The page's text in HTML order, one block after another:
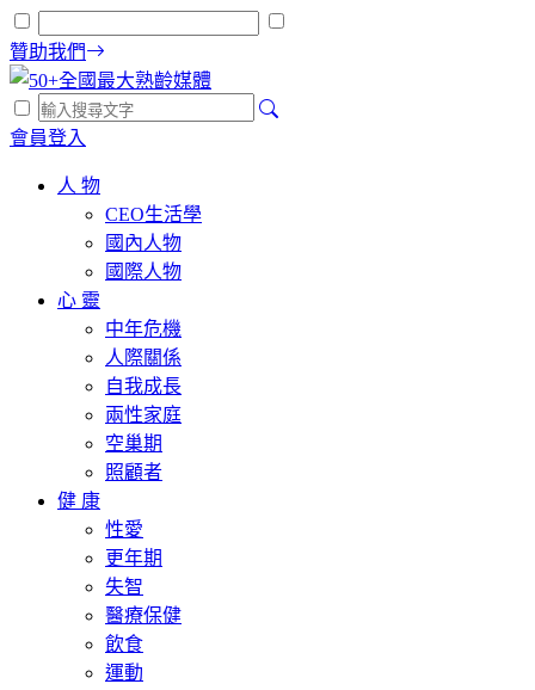
贊助我們
會員登入
人 物
CEO生活學
國內人物
國際人物
心 靈
中年危機
人際關係
自我成長
兩性家庭
空巢期
照顧者
健 康
性愛
更年期
失智
醫療保健
飲食
運動